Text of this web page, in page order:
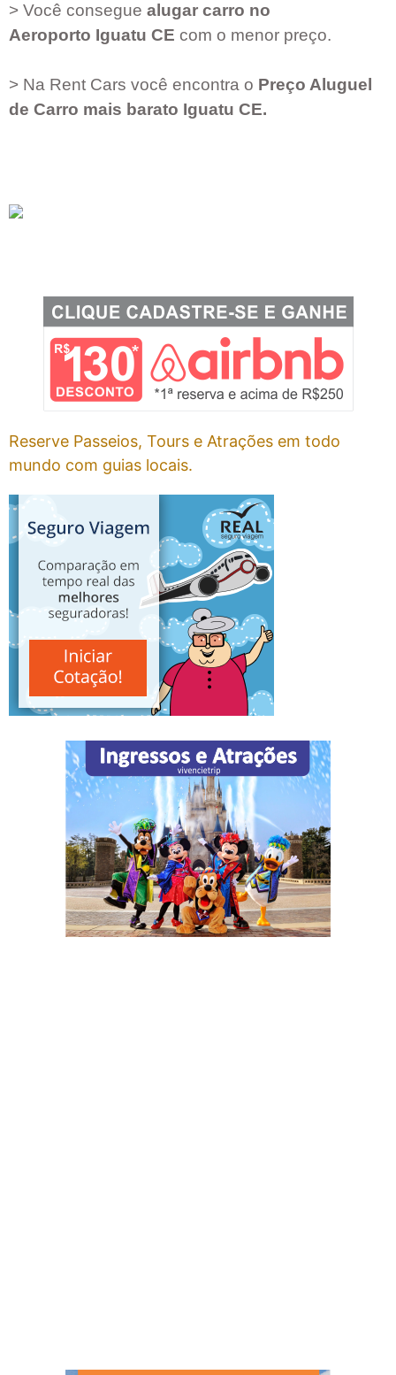
> Você consegue alugar carro no
Aeroporto Iguatu CE com o menor preço.
> Na Rent Cars você encontra o Preço Aluguel
de Carro mais barato Iguatu CE.
Reserve Passeios, Tours e Atrações em todo
mundo com guias locais.